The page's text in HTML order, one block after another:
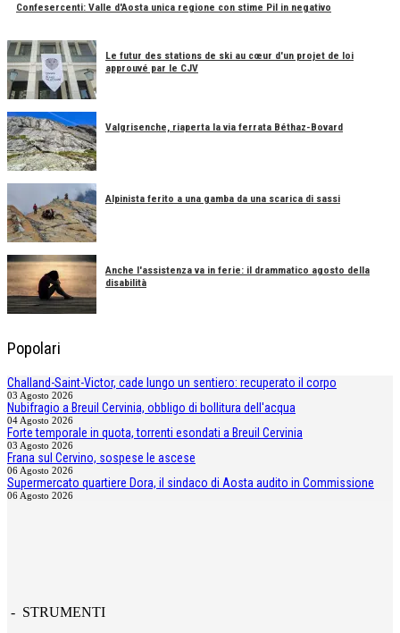
Confesercenti: Valle d'Aosta unica regione con stime Pil in negativo
Le futur des stations de ski au cœur d'un projet de loi
approuvé par le CJV
Valgrisenche, riaperta la via ferrata Béthaz-Bovard
Alpinista ferito a una gamba da una scarica di sassi
Anche l'assistenza va in ferie: il drammatico agosto della
disabilità
Popolari
Challand-Saint-Victor, cade lungo un sentiero: recuperato il corpo
03 Agosto 2026
Nubifragio a Breuil Cervinia, obbligo di bollitura dell'acqua
04 Agosto 2026
Forte temporale in quota, torrenti esondati a Breuil Cervinia
03 Agosto 2026
Frana sul Cervino, sospese le ascese
06 Agosto 2026
Supermercato quartiere Dora, il sindaco di Aosta audito in Commissione
06 Agosto 2026
- STRUMENTI